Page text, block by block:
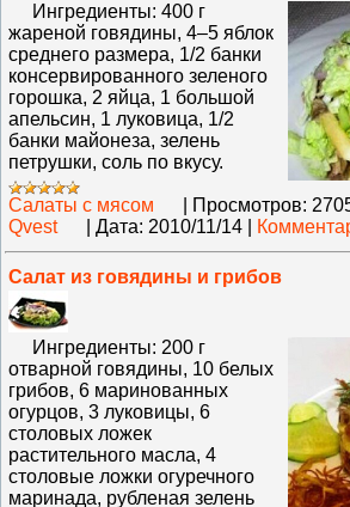
Ингредиенты: 400 г
жареной говядины, 4–5 яблок
среднего размера, 1/2 банки
консервированного зеленого
горошка, 2 яйца, 1 большой
апельсин, 1 луковица, 1/2
банки майонеза, зелень
петрушки, соль по вкусу.
Салаты с мясом Просмотров:
Qvest
Дата: 2010/11/14
Салат из говядины и грибов
Ингредиенты: 200 г
отварной говядины, 10 белых
грибов, 6 маринованных
огурцов, 3 луковицы, 6
столовых ложек
растительного масла, 4
столовые ложки огуречного
маринада, рубленая зелень